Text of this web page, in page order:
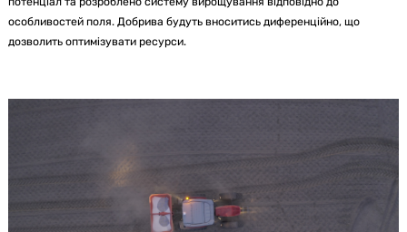
особливостей поля. Добрива будуть вноситись диференційно, що
дозволить оптимізувати ресурси.